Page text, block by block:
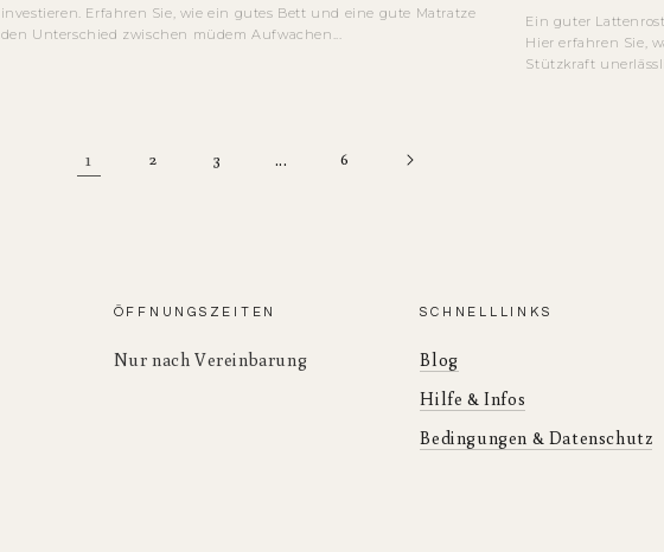
investieren. Erfahren Sie, wie ein gutes Bett und eine gute Matratze
den Unterschied zwischen müdem Aufwachen...
Ein guter
Hier erfahren Sie,
Stützkraft
1 2 3 ... 6
ÖFFNUNGSZEITEN
Nur nach Vereinbarung
SCHNELLLINKS
Blog
Hilfe & Infos
Bedingungen & Datenschutz